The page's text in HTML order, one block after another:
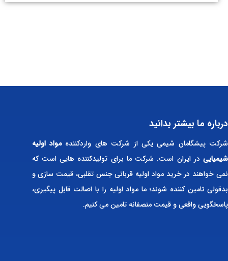
درباره ما بیشتر بدانید
شرکت پیشگامان شیمی یکی از شرکت های واردکنندهمواد اولیه
شیمیایی در ایران است. شرکت ما برای تولیدکننده هایی است که
نمی خواهند در خرید مواد اولیه قربانی جنس تقلبی، قیمت سازی و
بدقولی تامین کننده شوند؛ ما مواد اولیه را با اصالت قابل پیگیری،
پاسخگویی واقعی و قیمت منصفانه تامین می کنیم.